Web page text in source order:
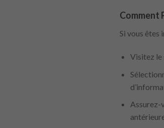
Comment
Si vous êtes
Visitez le
Assurez-